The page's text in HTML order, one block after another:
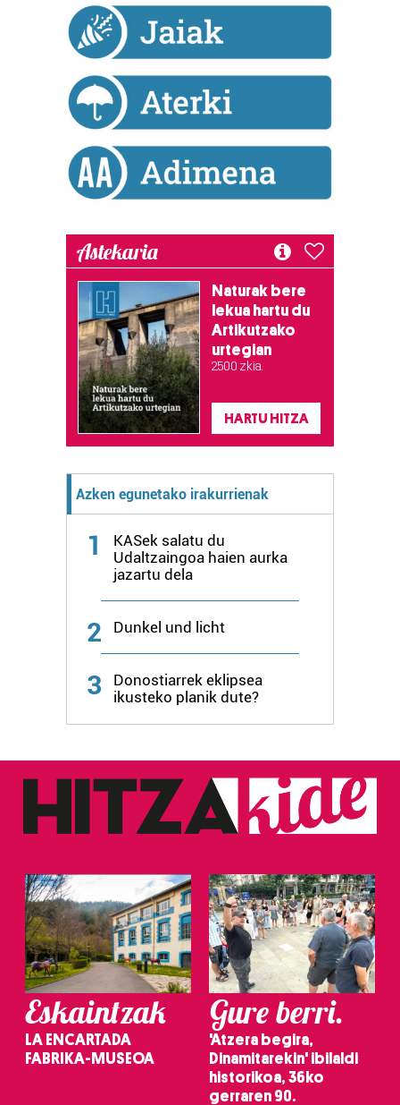
dezakezun ikusteko.
buruzko informazio gehiago eta ezarri zure lehentasunak
datuen atalean. Edozein unetan alda edo ken dezakezu
zure baimena Cookieen adierazpenean.
Webgune honek cookie propioak eta hirugarrenen cookie-
fitxategiak erabiltzen ditu. Zure esperientzia eta
baliatzen gara. Ohar hau onartuz gero, teknologia hori
erabiltzeko baimen esplizitua ematen diguzu.
Gehiago
Astekaria
Naturak bere
lekua hartu du
Artikutzako
urtegian
2.500 zkia.
HARTU HITZA
Azken egunetako irakurrienak
1
KASek salatu du
Udaltzaingoa haien aurka
jazartu dela
2 Dunkel und licht
3
Donostiarrek eklipsea
ikusteko planik dute?
Eskaintzak
LA ENCARTADA
FABRIKA-MUSEOA
Gure berri.
'Atzera begira,
Dinamitarekin' ibilaldi
historikoa, 36ko
gerraren 90.